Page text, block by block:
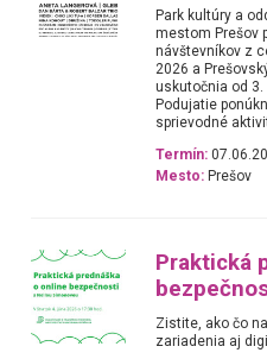
Park kultúry a
mestom Prešov
návštevníkov z
2026 a
uskutočnia od
Podujatie
sprievodné
Termín:
Mesto: Prešov
Praktická
Zistite, ako čo
zariadenia aj